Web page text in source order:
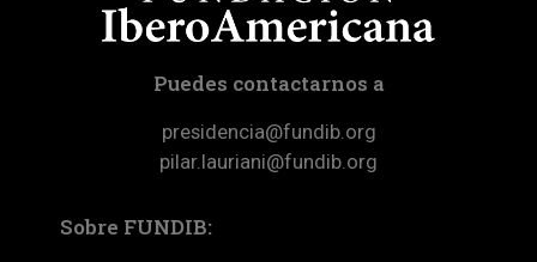
Puedes contactarnos a
presidencia@fundib.org
pilar.lauriani@fundib.org
Sobre FUNDIB: